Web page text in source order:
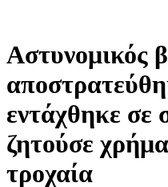
Αστυνομικός
εντάχθηκε σε
ζητούσε
τροχαία